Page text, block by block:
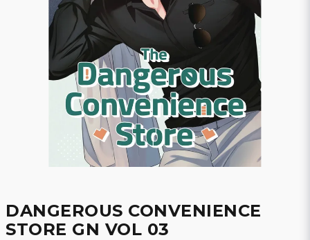
DANGEROUS CONVENIENCE
STORE GN VOL 03